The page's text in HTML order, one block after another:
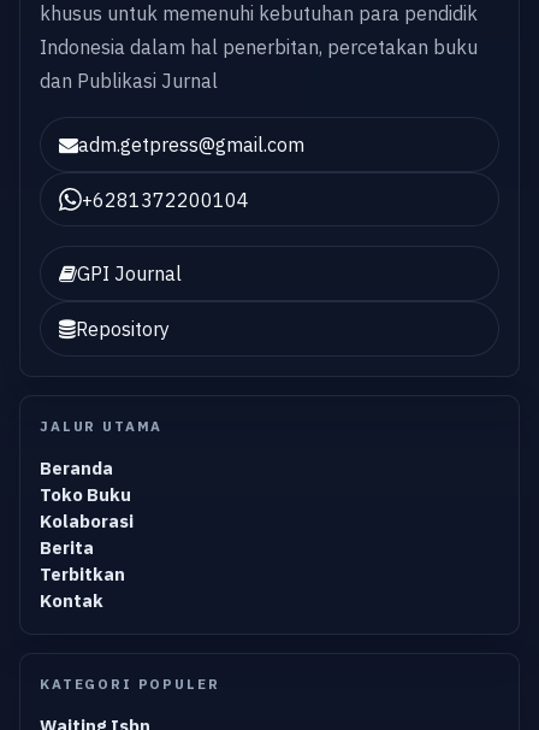
khusus untuk memenuhi kebutuhan para pendidik
Indonesia dalam hal penerbitan, percetakan buku
dan Publikasi Jurnal
adm.getpress@gmail.com
+6281372200104
GPI Journal
Repository
JALUR UTAMA
Beranda
Toko Buku
Kolaborasi
Berita
Terbitkan
Kontak
KATEGORI POPULER